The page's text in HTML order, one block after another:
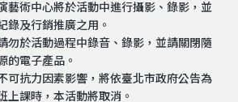
藝術中心將於活動中進行攝影、錄影，並
錄及行銷推廣之用。
勿於活動過程中錄音、錄影，並請關閉隨
的電子產品。
可抗力因素影響，將依臺北市政府公告為
上課時，本活動將取消。